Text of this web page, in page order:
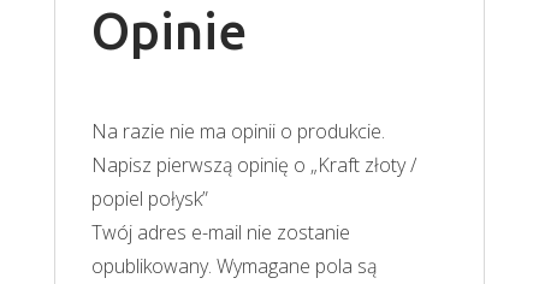
Opinie
Na razie nie ma opinii o produkcie.
Napisz pierwszą opinię o „Kraft złoty /
popiel połysk”
Twój adres e-mail nie zostanie
opublikowany. Wymagane pola są